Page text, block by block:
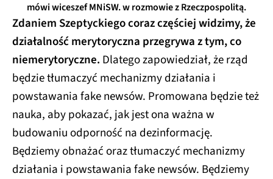
mówi wiceszef MNiSW. w rozmowie z Rzeczpospolitą.
Zdaniem Szeptyckiego coraz częściej widzimy, że
działalność merytoryczna przegrywa z tym, co
niemerytoryczne. Dlatego zapowiedział, że rząd
będzie tłumaczyć mechanizmy działania i
powstawania fake newsów. Promowana będzie też
nauka, aby pokazać, jak jest ona ważna w
budowaniu odporność na dezinformację.
Będziemy obnażać oraz tłumaczyć mechanizmy
działania i powstawania fake newsów. Będziemy